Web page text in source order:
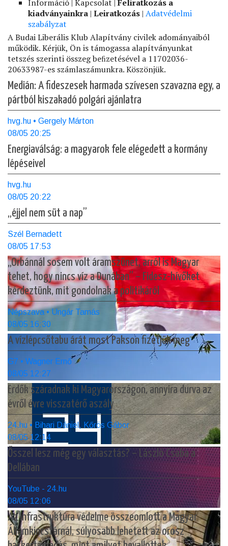
Információ | Kapcsolat |Feliratkozás a
kiadványainkra | Leiratkozás | Adatvédelmi
szabályzat
A Budai Liberális Klub Alapítvány civilek adományaiból
működik. Kérjük, Ön is támogassa alapítványunkat
tetszés szerinti összeg beﬁzetésével a 11702036-
20633987-es számlaszámunkra. Köszönjük.
Medián: A fideszesek harmada szívesen szavazna egy, a
pártból kiszakadó polgári ajánlatra
hvg.hu • Gergely Márton
08/05 20:25
Energiaválság: a magyarok fele elégedett a kormány
lépéseivel
hvg.hu
08/05 20:22
„éjjel nem süt a nap”
Szél Bernadett
08/05 17:53
„Orbánnál sosem volt áramszünet, arról is Magyar
tehet, hogy nincs víz a Dunában” – Fidesz-hívőket
kérdeztünk, mit gondolnak a politikáról
Népszava • Ungár Tamás
08/05 16:30
A vízlépcsőtabu árát most Pakson fizetjük meg
G7 • Wagner Ernő
08/05 12:27
Erdők száradnak ki Magyarországon, annyira durva az
évről évre visszatérő aszály
24.hu • Bihari Dániel, Kőrös Gábor
08/05 12:14
Ősszel lesz még egy választás? – László Csaba a
Dellában
YouTube - 24.hu
08/05 12:06
Az infrastruktúra védelme összeomlott a Magyar
Államkincstárnál, súlyosabb lehetett az orosz